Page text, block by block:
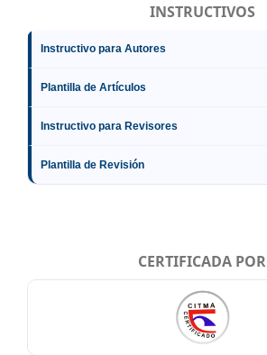
INSTRUCTIVOS
Instructivo para Autores
Plantilla de Artículos
Instructivo para Revisores
Plantilla de Revisión
CERTIFICADA POR